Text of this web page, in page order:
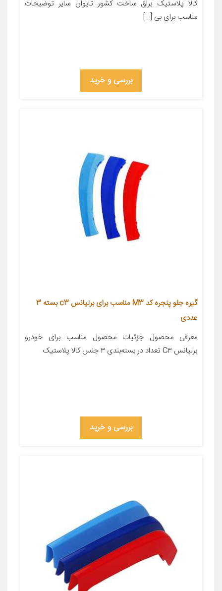
کالا پلاستیک براق ساخت کشور تایوان سایر توضیحات
مناسب برای بی […]
بررسی و خرید
گیره جلو پنجره کد M3 مناسب برای برلیانس c3 بسته 3
عددی
معرفی محصول جزئیات محصول مناسب برای خودرو
برلیانس C۳ تعداد در بسته‌بندی ۳ جنس کالا پلاستیک
بررسی و خرید